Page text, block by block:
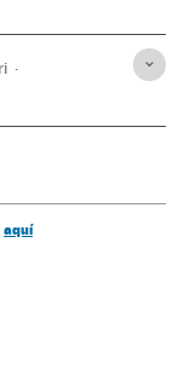
aquí